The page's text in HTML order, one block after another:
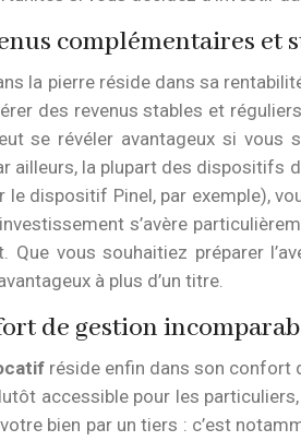
complémentaires et
la pierre réside dans sa
des revenus stables et
se révéler avantageux si
ailleurs, la plupart des
dispositif Pinel, par exemple),
s’avère
Que vous souhaitiez préparer
à plus d’un titre.
de gestion
réside enfin dans son confort
accessible pour les
bien par un tiers : c’est